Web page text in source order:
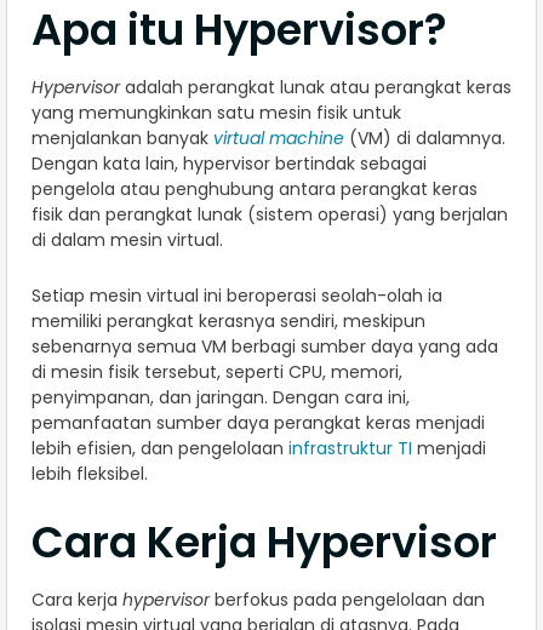
Apa itu Hypervisor?
Hypervisoradalah perangkat lunak atau perangkat keras
yang memungkinkan satu mesin fisik untuk
menjalankan banyak virtual machine (VM) di dalamnya.
Dengan kata lain, hypervisor bertindak sebagai
pengelola atau penghubung antara perangkat keras
fisik dan perangkat lunak (sistem operasi) yang berjalan
di dalam mesin virtual.
Setiap mesin virtual ini beroperasi seolah-olah ia
memiliki perangkat kerasnya sendiri, meskipun
sebenarnya semua VM berbagi sumber daya yang ada
di mesin fisik tersebut, seperti CPU, memori,
penyimpanan, dan jaringan. Dengan cara ini,
pemanfaatan sumber daya perangkat keras menjadi
lebih efisien, dan pengelolaan infrastruktur TI menjadi
lebih fleksibel.
Cara Kerja Hypervisor
Cara kerja hypervisorberfokus pada pengelolaan dan